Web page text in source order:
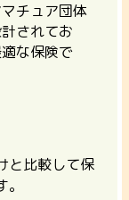
チュア団体
されてお
な保険で
と比較して保